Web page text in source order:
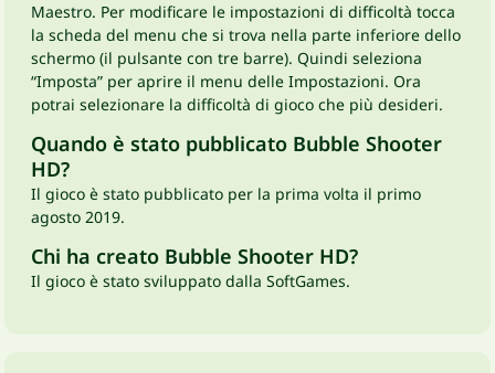
Maestro. Per modificare le impostazioni di difficoltà tocca
la scheda del menu che si trova nella parte inferiore dello
schermo (il pulsante con tre barre). Quindi seleziona
“Imposta” per aprire il menu delle Impostazioni. Ora
potrai selezionare la difficoltà di gioco che più desideri.
Quando è stato pubblicato Bubble Shooter
HD?
Il gioco è stato pubblicato per la prima volta il primo
agosto 2019.
Chi ha creato Bubble Shooter HD?
Il gioco è stato sviluppato dalla SoftGames.